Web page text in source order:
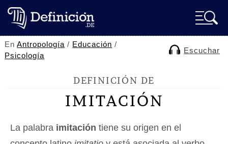
EnAntropología / Educación /
Psicología
Escuchar
DEFINICIÓN DE
IMITACIÓN
La palabra imitación tiene su origen en el